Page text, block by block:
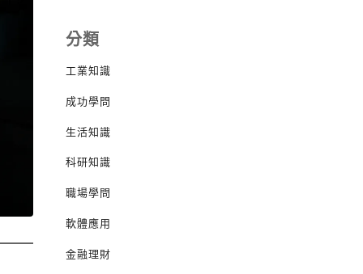
分類
工業知識
成功學問
生活知識
科研知識
職場學問
軟體應用
金融理財